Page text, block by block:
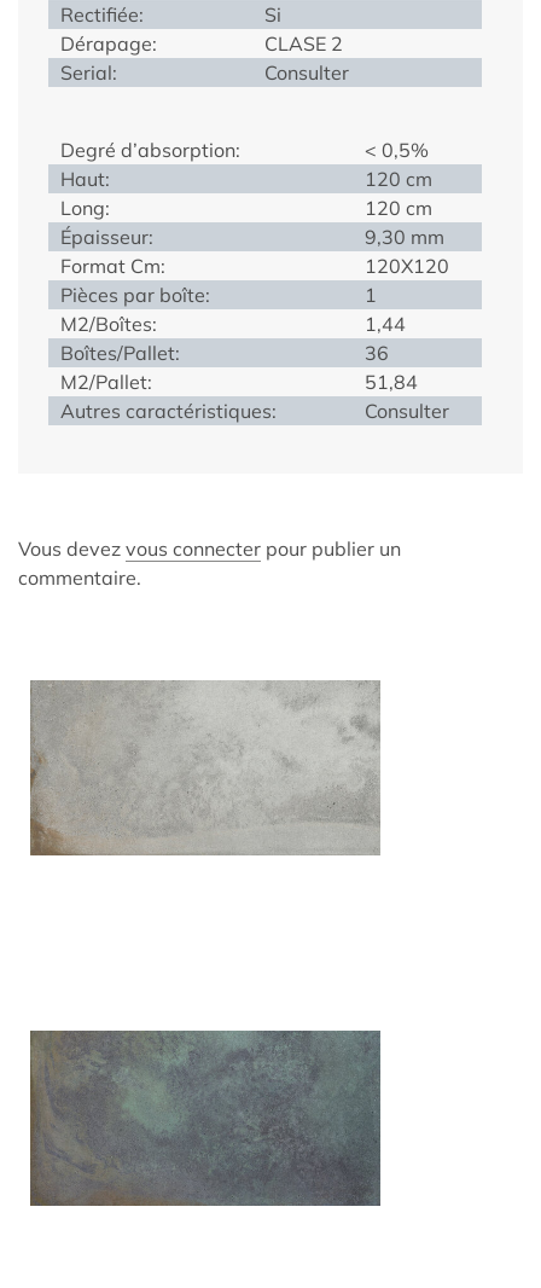
Rectifiée:
Si
Dérapage:
CLASE 2
Serial:
Consulter
Degré d’absorption:
< 0,5%
Haut:
120 cm
Long:
120 cm
Épaisseur:
9,30 mm
Format Cm:
120X120
Pièces par boîte:
1
M2/Boîtes:
1,44
Boîtes/Pallet:
36
M2/Pallet:
51,84
Autres caractéristiques:
Consulter
Vous devez vous connecter pour publier un
commentaire.